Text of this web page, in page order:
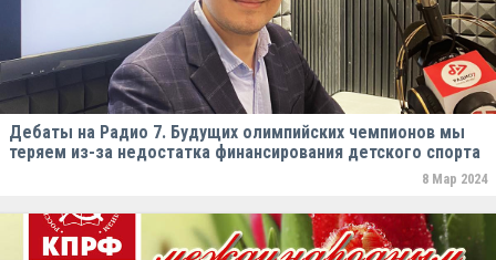
Дебаты на Радио 7. Будущих олимпийских чемпионов мы
теряем из-за недостатка финансирования детского спорта
8 Мар 2024